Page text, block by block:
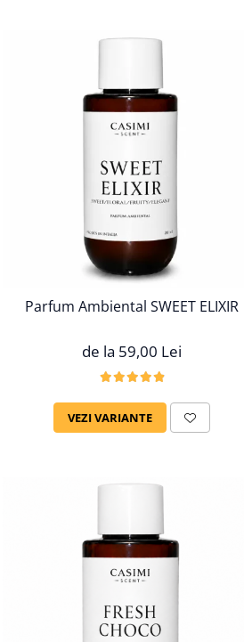
Parfum Ambiental SWEET ELIXIR
de la 59,00 Lei
VEZI VARIANTE